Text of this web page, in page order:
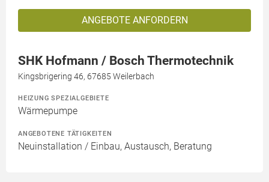
ANGEBOTE ANFORDERN
SHK Hofmann / Bosch Thermotechnik
Kingsbrigering 46, 67685 Weilerbach
HEIZUNG SPEZIALGEBIETE
Wärmepumpe
ANGEBOTENE TÄTIGKEITEN
Neuinstallation / Einbau, Austausch, Beratung